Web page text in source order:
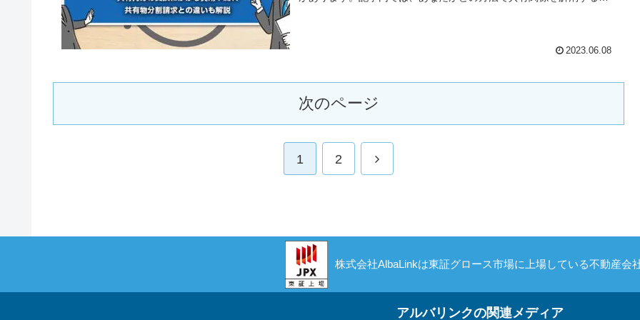
2023.06.08
次のページ
1 2 次
株式会社AlbaLinkは東証グロース市場に上場している不動産会
アルバリンクの関連メディア